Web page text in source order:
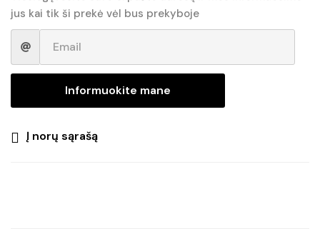
jus kai tik ši prekė vėl bus prekyboje
Informuokite mane
Į norų sąrašą